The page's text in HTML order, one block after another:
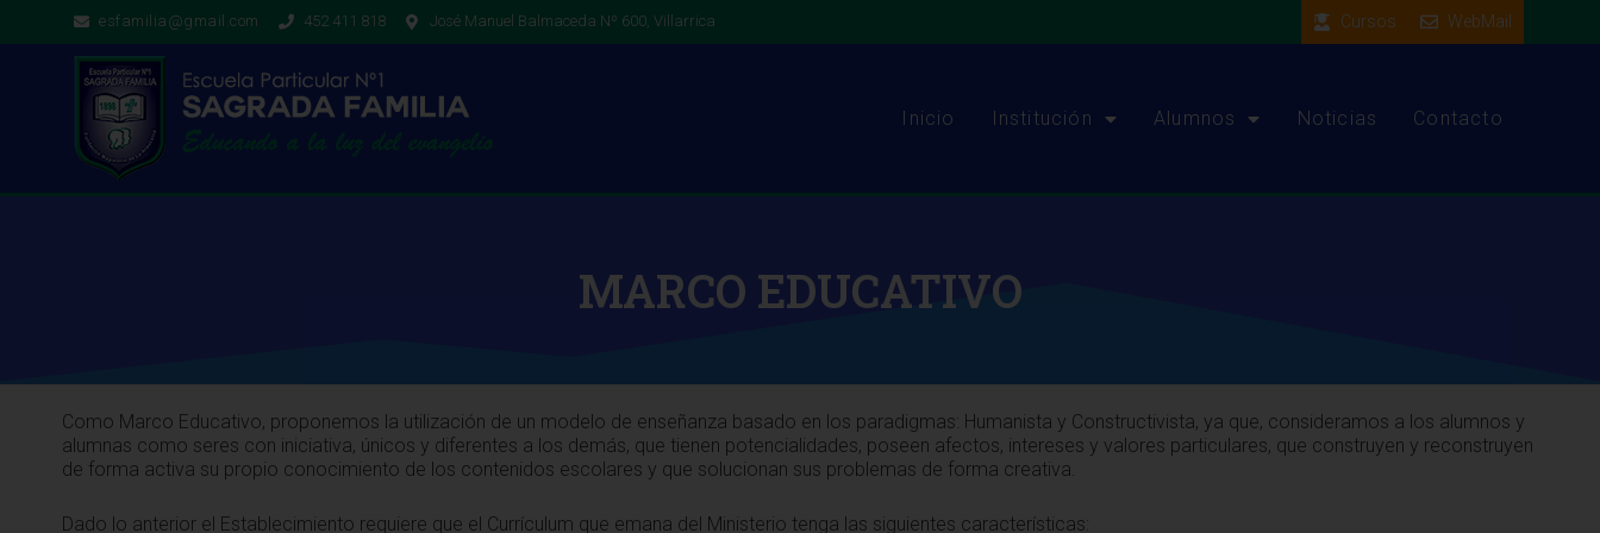
esfamilia@gmail.com 452 411 818 José Manuel Balmaceda Nº 600, Villarrica Cursos WebMail
Inicio Institución Alumnos Noticias Contacto
MARCO EDUCATIVO
Como Marco Educativo, proponemos la utilización de un modelo de enseñanza basado en los paradigmas: Humanista y Constructivista, ya que, consideramos a los alumnos y
alumnas como seres con iniciativa, únicos y diferentes a los demás, que tienen potencialidades, poseen afectos, intereses y valores particulares, que construyen y reconstruyen
de forma activa su propio conocimiento de los contenidos escolares y que solucionan sus problemas de forma creativa.
Dado lo anterior el Establecimiento requiere que el Currículum que emana del Ministerio tenga las siguientes características: